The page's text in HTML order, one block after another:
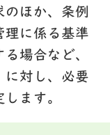
のほか、条例
理に係る基準
場合など、
に対し、必要
ます。